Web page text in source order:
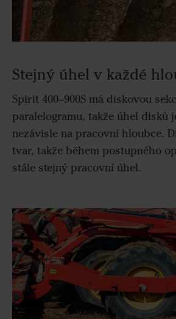
Stejný úhel v každé
Spirit 400–900S má diskovou
paralelogramu, takže úhel disků
nezávisle na pracovní hloubce.
tvar, takže během postupného
stále stejný pracovní úhel.